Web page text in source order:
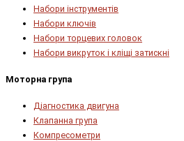
Набори інструментів
Набори ключів
Набори торцевих головок
Набори викруток і кліщі затискні
Моторна група
Діагностика двигуна
Клапанна група
Компресометри